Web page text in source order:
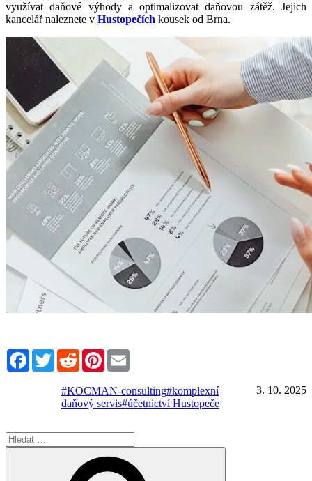
využívat daňové výhody a optimalizovat daňovou zátěž. Jejich
kancelář naleznete v Hustopečích kousek od Brna.
FacebookTwitterRedditPinterest
3. 10. 2025
#KOCMAN-consulting#komplexní
daňový servis#účetnictví Hustopeče
Hledat: